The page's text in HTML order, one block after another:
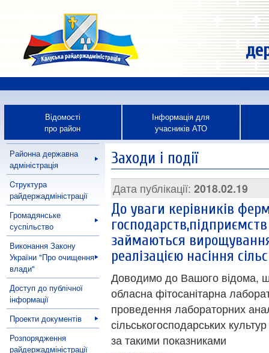
Відомості
про район
Інформація для
учасників АТО
Районна державна
адміністрація
Cтруктура
райдержадміністрації
Громадянське
суспільство
Виконання Закону
України "Про очищення
влади"
Доступ до публічної
інформації
Проекти документів
Розпорядження
райдержадміністрації
Заходи і події
Дата публікації: 2018.02.19
До уваги керівників
займаються
реалізацією насіння
Доводимо до Вашого відома,
обласна фітосанітарна
проведення лабораторних
сільськогосподарських
за такими показниками